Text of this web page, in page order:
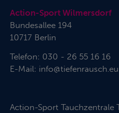
Action-Sport Wilmersdorf
Bundesallee 194
10717 Berlin
Telefon: 030 - 26 55 16 16
E-Mail: info@tiefenrausch.eu
Action-Sport Tauchzentrale